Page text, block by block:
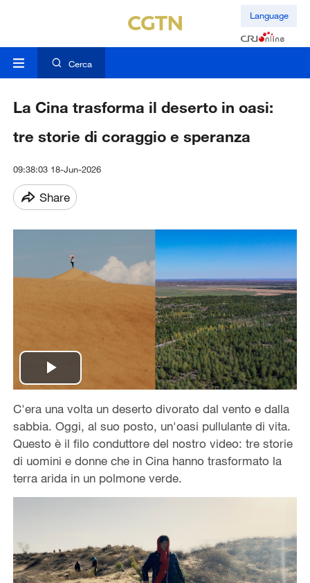
Language
Cerca
La Cina trasforma il deserto in oasi:
tre storie di coraggio e speranza
09:38:03 18-Jun-2026
Share
Play
Video
C'era una volta un deserto divorato dal vento e dalla
sabbia. Oggi, al suo posto, un'oasi pullulante di vita.
Questo è il filo conduttore del nostro video: tre storie
di uomini e donne che in Cina hanno trasformato la
terra arida in un polmone verde.